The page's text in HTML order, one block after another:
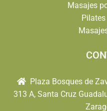
Masajes
Plaza Bosques de
313 A, Santa Cruz